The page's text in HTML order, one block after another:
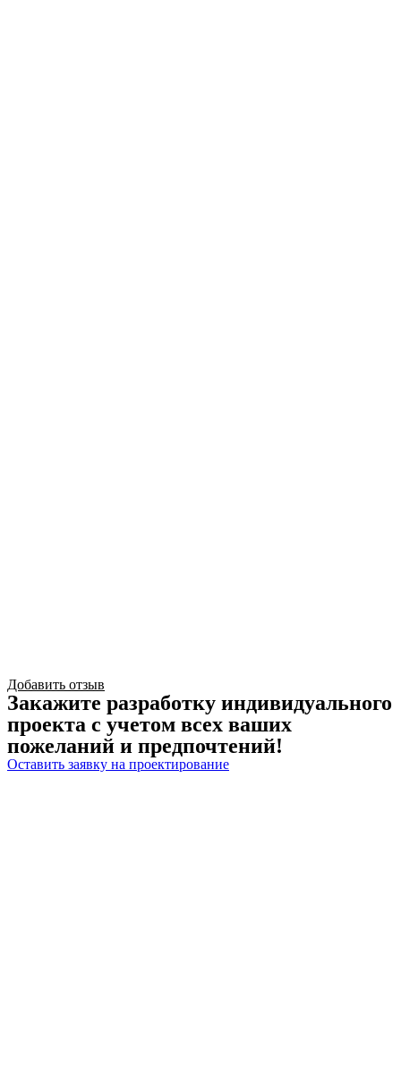
Добавить отзыв
Закажите разработку индивидуального
проекта с учетом всех ваших
пожеланий и предпочтений!
Оставить заявку на проектирование